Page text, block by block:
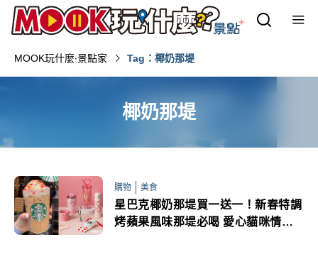
MOOK玩什麼‧景點家 Tag：椰奶那堤
椰奶那堤
購物 美食
星巴克椰奶那堤買一送一！新春特調
烤蘋果風味那堤必喝 愛心貓咪情人